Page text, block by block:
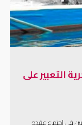
التعبير على